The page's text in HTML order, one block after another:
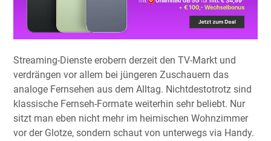
Streaming-Dienste erobern derzeit den TV-Markt und
verdrängen vor allem bei jüngeren Zuschauern das
analoge Fernsehen aus dem Alltag. Nichtdestotrotz sind
klassische Fernseh-Formate weiterhin sehr beliebt. Nur
sitzt man eben nicht mehr im heimischen Wohnzimmer
vor der Glotze, sondern schaut von unterwegs via Handy.